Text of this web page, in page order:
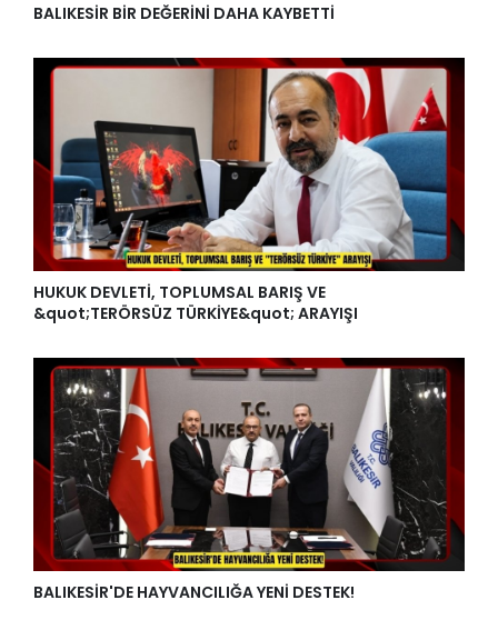
BALIKESİR BİR DEĞERİNİ DAHA KAYBETTİ
HUKUK DEVLETİ, TOPLUMSAL BARIŞ VE
&quot;TERÖRSÜZ TÜRKİYE&quot; ARAYIŞI
BALIKESİR'DE HAYVANCILIĞA YENİ DESTEK!